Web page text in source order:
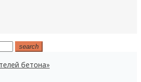
search
бетона»